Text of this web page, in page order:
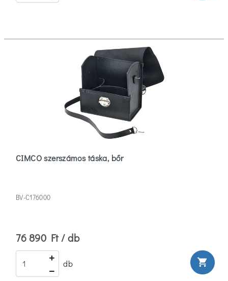
CIMCO szerszámos táska, bőr
BV-C176000
76 890 Ft / db
db shopping_cart